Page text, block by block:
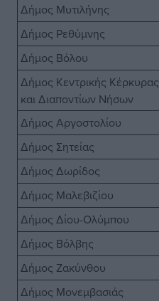
Δήμος Μυτιλήνης
Δήμος Ρεθύμνης
Δήμος Βόλου
Δήμος Κεντρικής Κέρκυρας
και Διαποντίων Νήσων
Δήμος Αργοστολίου
Δήμος Σητείας
Δήμος Δωρίδος
Δήμος Μαλεβιζίου
Δήμος Δίου-Ολύμπου
Δήμος Βόλβης
Δήμος Ζακύνθου
Δήμος Μονεμβασιάς